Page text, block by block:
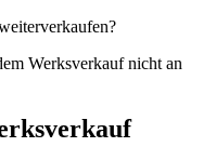
Werksverkauf nicht an